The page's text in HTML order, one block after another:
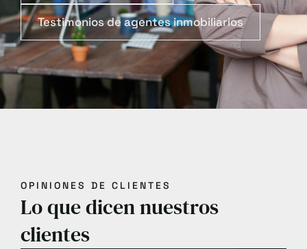
Testimonios de agentes inmobiliarios
OPINIONES DE CLIENTES
Lo que dicen nuestros
clientes